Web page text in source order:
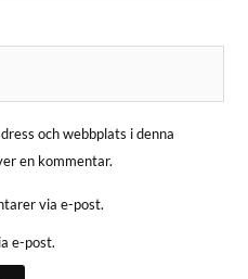
och webbplats i denna
en kommentar.
via e-post.
e-post.